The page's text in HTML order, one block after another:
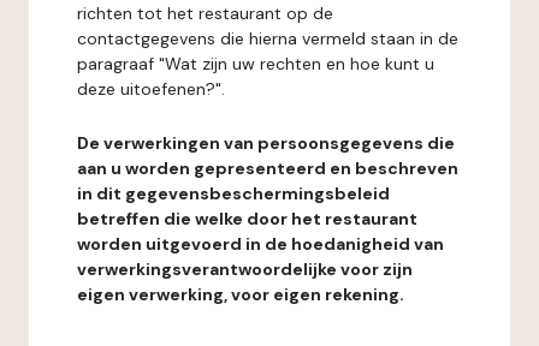
richten tot het restaurant op de
contactgegevens die hierna vermeld staan in de
paragraaf "Wat zijn uw rechten en hoe kunt u
deze uitoefenen?".
De verwerkingen van persoonsgegevens die
aan u worden gepresenteerd en beschreven
in dit gegevensbeschermingsbeleid
betreffen die welke door het restaurant
worden uitgevoerd in de hoedanigheid van
verwerkingsverantwoordelijke voor zijn
eigen verwerking, voor eigen rekening.